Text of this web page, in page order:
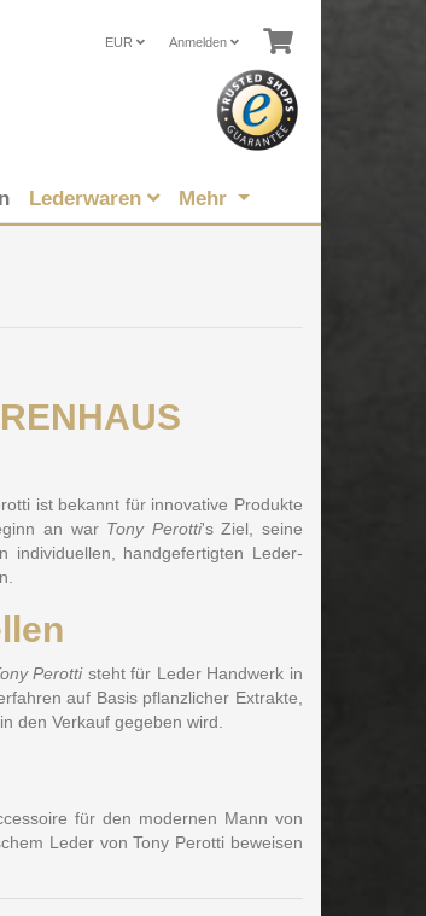
EUR Anmelden
Lederwaren Mehr
ist bekannt für innovative Produkte
an war Tony Perotti's Ziel, seine
individuellen, handgefertigten Leder-
Perottisteht für Leder Handwerk in
auf Basis pflanzlicher Extrakte,
den Verkauf gegeben wird.
für den modernen Mann von
Leder von Tony Perotti beweisen